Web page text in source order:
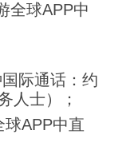
全球APP中
际通话：约
人士）；
球APP中直